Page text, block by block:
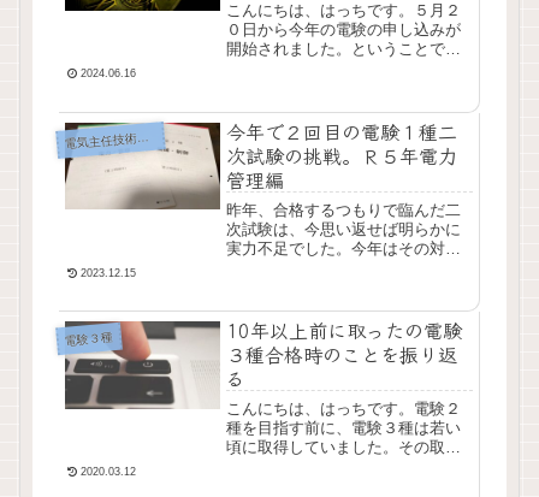
こんにちは、はっちです。５月２
０日から今年の電験の申し込みが
開始されました。ということで、
了。今年は一次試験から...
2024.06.16
電気主任技術者試験（電験）
今年で２回目の電験１種二
次試験の挑戦。Ｒ５年電力
管理編
昨年、合格するつもりで臨んだ二
次試験は、今思い返せば明らかに
実力不足でした。今年はその対策
年度の様子はこちら
2023.12.15
電験３種
10年以上前に取ったの電験
３種合格時のことを振り返
る
こんにちは、はっちです。電験２
種を目指す前に、電験３種は若い
頃に取得していました。その取得
2020.03.12